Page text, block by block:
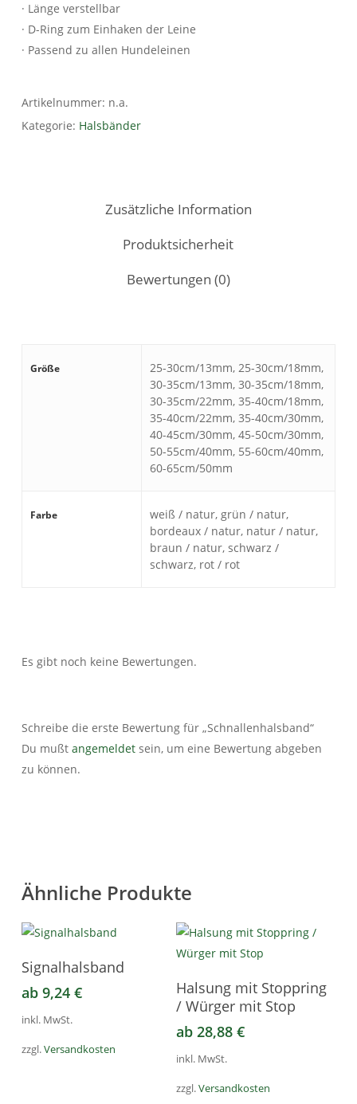
· Länge verstellbar
· D-Ring zum Einhaken der Leine
· Passend zu allen Hundeleinen
Artikelnummer: n.a.
Kategorie: Halsbänder
Zusätzliche Information
Produktsicherheit
Bewertungen (0)
Größe
25-30cm/13mm, 25-30cm/18mm,
30-35cm/13mm, 30-35cm/18mm,
30-35cm/22mm, 35-40cm/18mm,
35-40cm/22mm, 35-40cm/30mm,
40-45cm/30mm, 45-50cm/30mm,
50-55cm/40mm, 55-60cm/40mm,
60-65cm/50mm
Farbe
weiß / natur, grün / natur,
bordeaux / natur, natur / natur,
braun / natur, schwarz /
schwarz, rot / rot
Es gibt noch keine Bewertungen.
Schreibe die erste Bewertung für „Schnallenhalsband“
Du mußt angemeldetsein, um eine Bewertung abgeben
zu können.
Ähnliche Produkte
Ausführung Wählen
Produkt
weist
mehrere
auf.
Signalhalsband
ab 9,24 €
inkl. MwSt.
zzgl.Versandkosten
Ausführung Wählen
Produkt
weist
mehrere
Varianten
Die
Halsung mit Stoppring
/ Würger mit Stop
ab28,88€
inkl. MwSt.
zzgl.Versandkosten